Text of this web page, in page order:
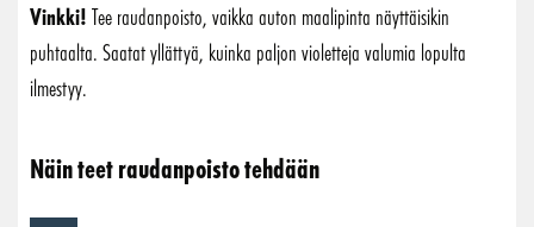
Vinkki! Tee raudanpoisto, vaikka auton maalipinta näyttäisikin
puhtaalta. Saatat yllättyä, kuinka paljon violetteja valumia lopulta
ilmestyy.
Näin teet raudanpoisto tehdään